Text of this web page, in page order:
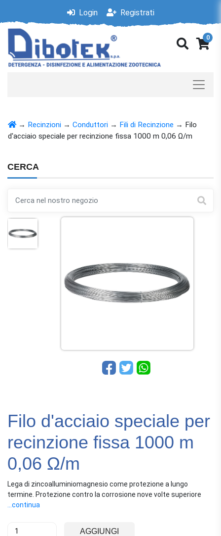
Login Registrati
0
→ Recinzioni → Conduttori → Fili di Recinzione → Filo
d'acciaio speciale per recinzione fissa 1000 m 0,06 Ω/m
CERCA
Filo d'acciaio speciale per
recinzione fissa 1000 m
0,06 Ω/m
Lega di zincoalluminiomagnesio come protezione a lungo
termine. Protezione contro la corrosione nove volte superiore
rispetto al filo zincato. Conduttività estremamente buona. Ideale
...continua
AGGIUNGI